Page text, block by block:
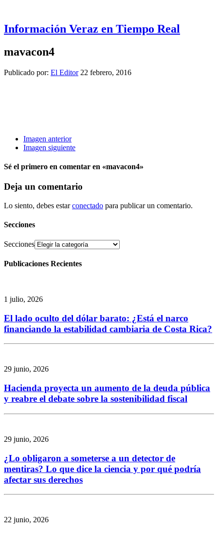
Información Veraz en Tiempo Real
mavacon4
Publicado por: El Editor 22 febrero, 2016
Imagen anterior
Imagen siguiente
Sé el primero en comentar en «mavacon4»
Deja un comentario
Lo siento, debes estarconectado para publicar un comentario.
Secciones
Secciones
Publicaciones Recientes
1 julio, 2026
El lado oculto del dólar barato: ¿Está el narco
financiando la estabilidad cambiaria de Costa Rica?
29 junio, 2026
Hacienda proyecta un aumento de la deuda pública
y reabre el debate sobre la sostenibilidad fiscal
29 junio, 2026
¿Lo obligaron a someterse a un detector de
mentiras? Lo que dice la ciencia y por qué podría
afectar sus derechos
22 junio, 2026